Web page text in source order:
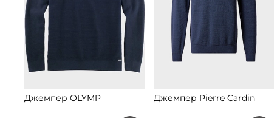
Джемпер OLYMP Джемпер Pierre Cardin